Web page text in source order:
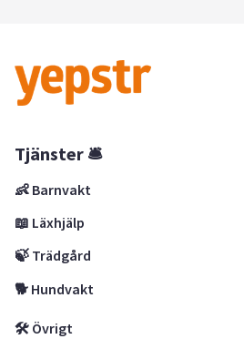
Tjänster 🛎
👶 Barnvakt
📖 Läxhjälp
🍃 Trädgård
🐕 Hundvakt
🛠 Övrigt